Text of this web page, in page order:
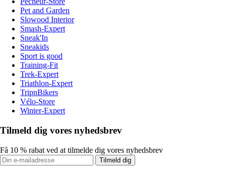
Pet and Garden
Slowood Interior
Smash-Expert
Sneak'In
Sneakids
Sport is good
Training-Fit
Trek-Expert
Triathlon-Expert
TripnBikers
Vélo-Store
Winter-Expert
Tilmeld dig vores nyhedsbrev
Få 10 % rabat ved at tilmelde dig vores nyhedsbrev
Tilmeld dig